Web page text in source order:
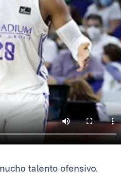
talento ofensivo.